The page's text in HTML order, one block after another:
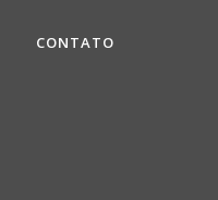
CONTATO